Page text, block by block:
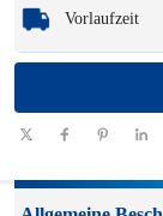
helfen, schnell
Vorlaufzeit
(Tage)